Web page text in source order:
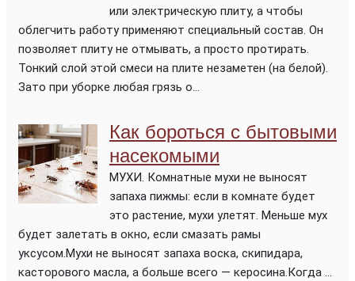
или электрическую плиту, а чтобы
облегчить работу применяют специальный состав. Он
позволяет плиту не отмывать, а просто протирать.
Тонкий слой этой смеси на плите незаметен (на белой).
Зато при уборке любая грязь о...
Как бороться с бытовыми
насекомыми
МУХИ. Комнатные мухи не выносят
запаха пижмы: если в комнате будет
это растение, мухи улетят. Меньше мух
будет залетать в окно, если смазать рамы
уксусом.Мухи не выносят запаха воска, скипидара,
касторового масла, а больше всего — керосина.Когда ...